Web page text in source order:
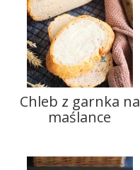
Chleb z garnka na
maślance